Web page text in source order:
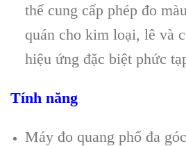
thể cung cấp phép đo
quán cho kim loại, lê và
hiệu ứng đặc biệt phức
Tính năng
Máy đo quang phổ đa